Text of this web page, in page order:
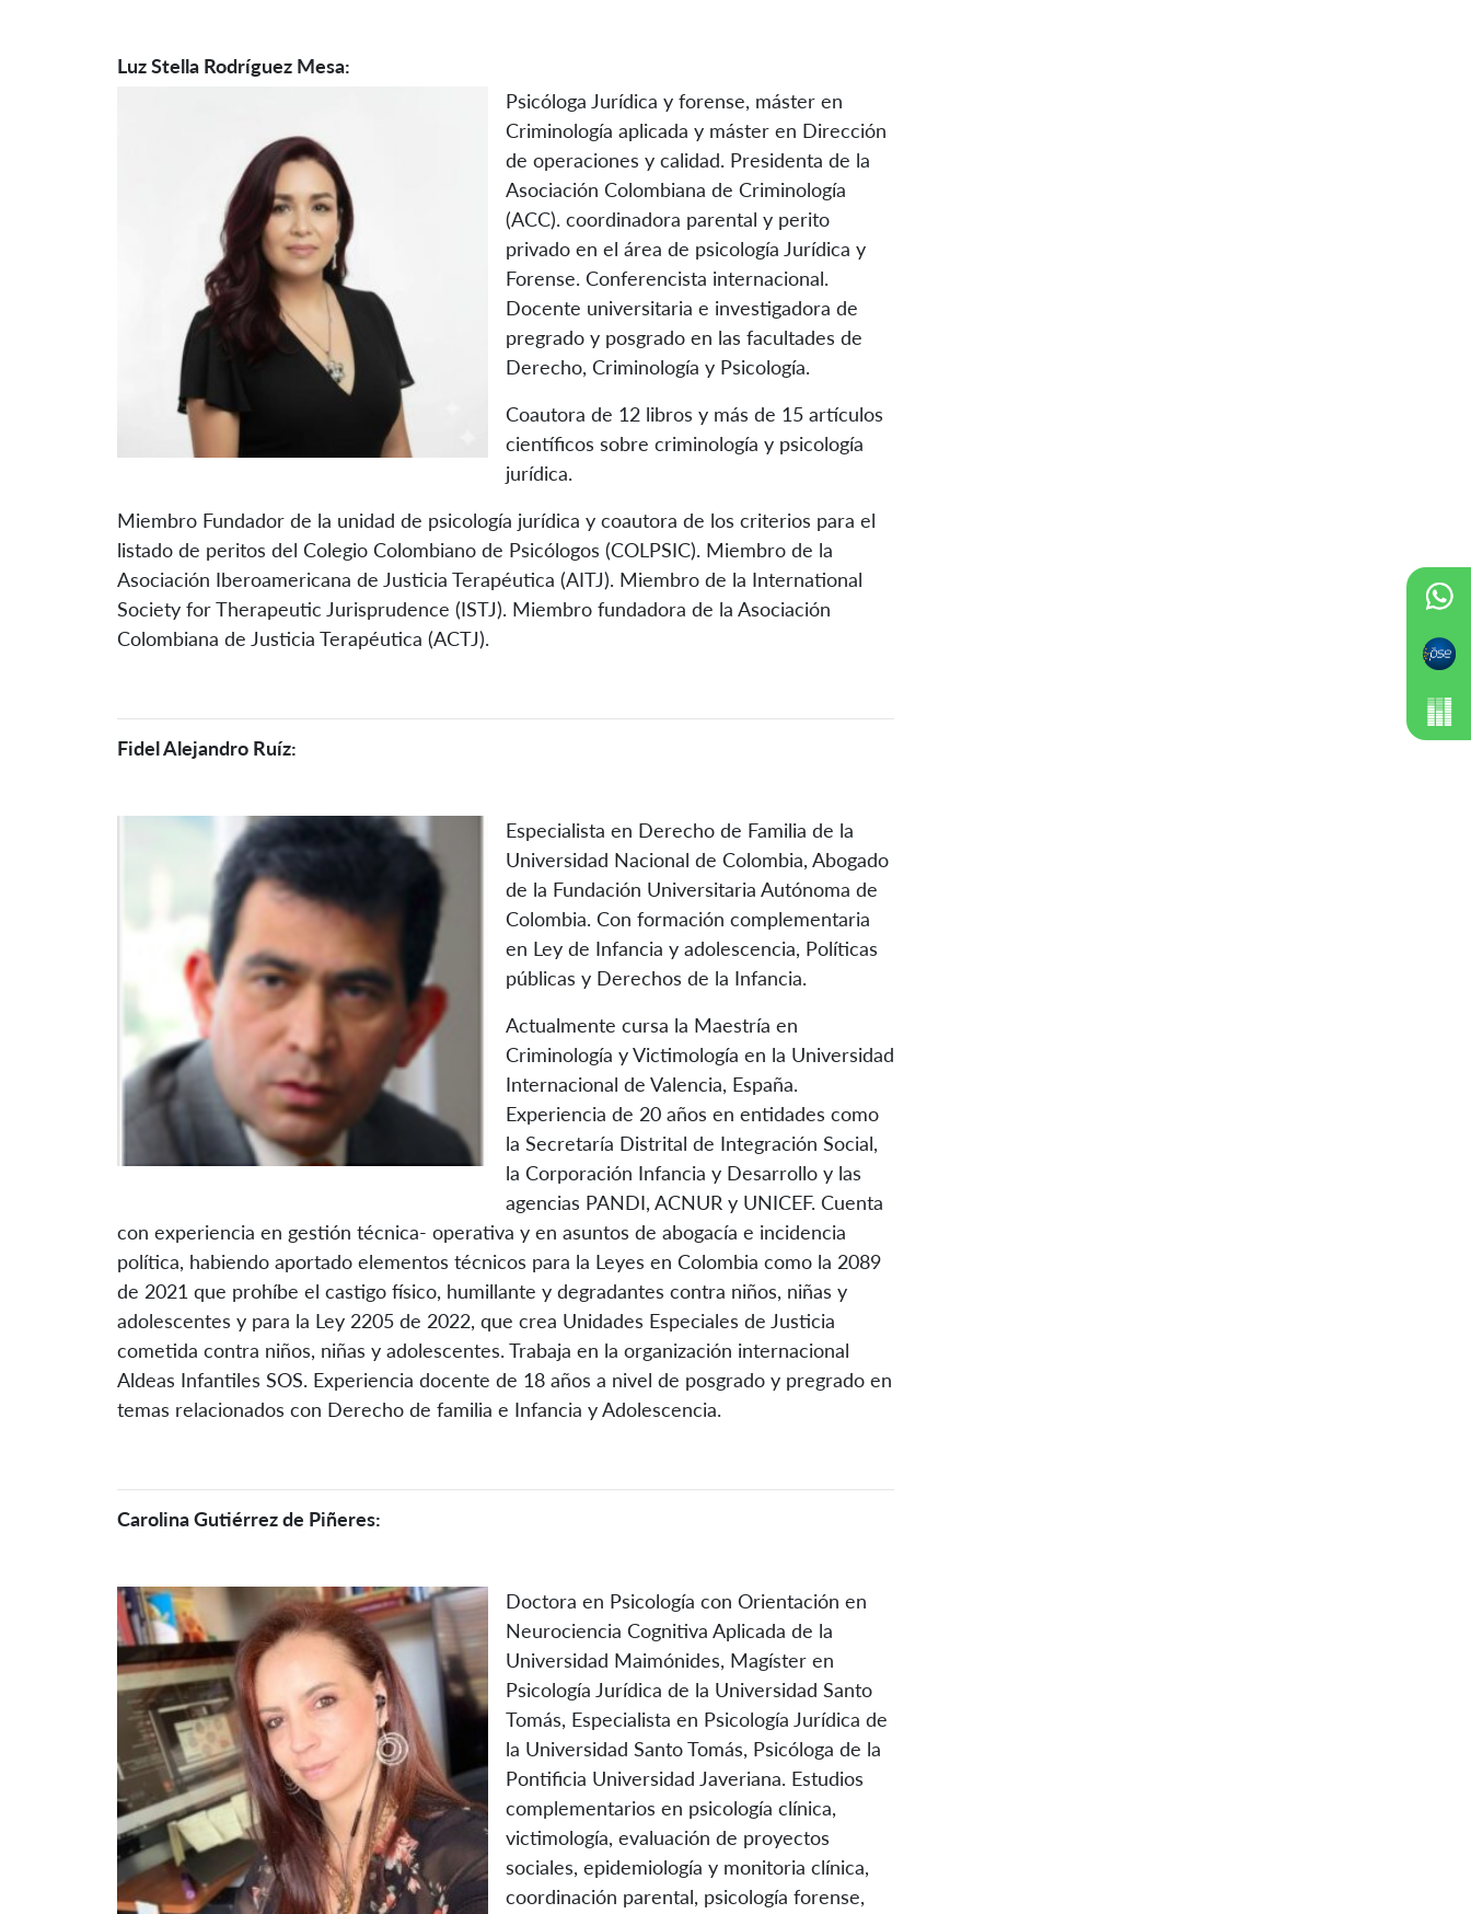
Luz Stella Rodríguez Mesa:
Psicóloga Jurídica y forense, máster en
Criminología aplicada y máster en Dirección
de operaciones y calidad. Presidenta de la
Asociación Colombiana de Criminología
(ACC). coordinadora parental y perito
privado en el área de psicología Jurídica y
Forense. Conferencista internacional.
Docente universitaria e investigadora de
pregrado y posgrado en las facultades de
Derecho, Criminología y Psicología.
Coautora de 12 libros y más de 15 artículos
científicos sobre criminología y psicología
jurídica.
Miembro Fundador de la unidad de psicología jurídica y coautora de los criterios para el
listado de peritos del Colegio Colombiano de Psicólogos (COLPSIC). Miembro de la
Asociación Iberoamericana de Justicia Terapéutica (AITJ). Miembro de la International
Society for Therapeutic Jurisprudence (ISTJ). Miembro fundadora de la Asociación
Colombiana de Justicia Terapéutica (ACTJ).
Fidel Alejandro Ruíz:
Especialista en Derecho de Familia de la
Universidad Nacional de Colombia, Abogado
de la Fundación Universitaria Autónoma de
Colombia. Con formación complementaria
en Ley de Infancia y adolescencia, Políticas
públicas y Derechos de la Infancia.
Actualmente cursa la Maestría en
Criminología y Victimología en la Universidad
Internacional de Valencia, España.
Experiencia de 20 años en entidades como
la Secretaría Distrital de Integración Social,
la Corporación Infancia y Desarrollo y las
agencias PANDI, ACNUR y UNICEF. Cuenta
con experiencia en gestión técnica- operativa y en asuntos de abogacía e incidencia
política, habiendo aportado elementos técnicos para la Leyes en Colombia como la 2089
de 2021 que prohíbe el castigo físico, humillante y degradantes contra niños, niñas y
adolescentes y para la Ley 2205 de 2022, que crea Unidades Especiales de Justicia
cometida contra niños, niñas y adolescentes. Trabaja en la organización internacional
Aldeas Infantiles SOS. Experiencia docente de 18 años a nivel de posgrado y pregrado en
temas relacionados con Derecho de familia e Infancia y Adolescencia.
Carolina Gutiérrez de Piñeres:
Doctora en Psicología con Orientación en
Neurociencia Cognitiva Aplicada de la
Universidad Maimónides, Magíster en
Psicología Jurídica de la Universidad Santo
Tomás, Especialista en Psicología Jurídica de
la Universidad Santo Tomás, Psicóloga de la
Pontificia Universidad Javeriana. Estudios
complementarios en psicología clínica,
victimología, evaluación de proyectos
sociales, epidemiología y monitoria clínica,
coordinación parental, psicología forense,